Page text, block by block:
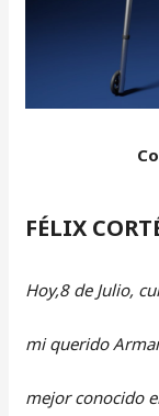
FÉLIX
Hoy,8 de Julio,
mi querido
mejor conocido